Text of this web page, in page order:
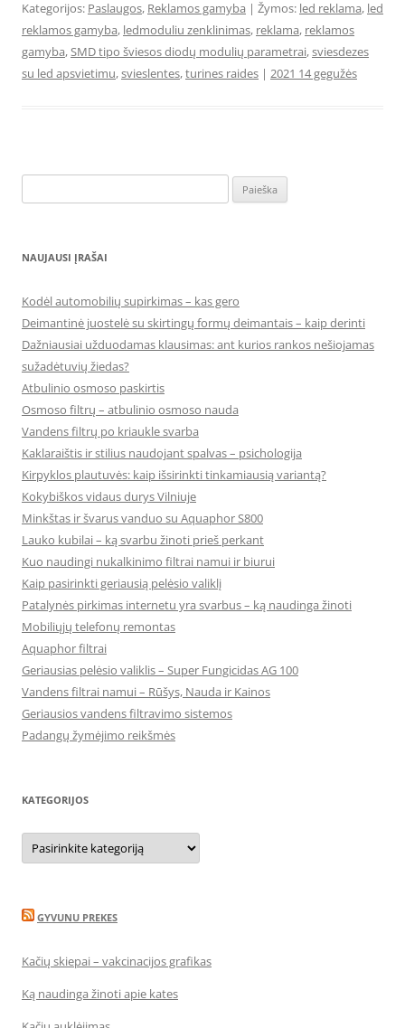
Kategorijos: Paslaugos, Reklamos gamyba | Žymos: led reklama, led
reklamos gamyba, ledmoduliu zenklinimas, reklama, reklamos
gamyba,SMD tipo šviesos diodų modulių parametrai,sviesdezes
su led apsvietimu,svieslentes,turines raides | 2021 14 gegužės
NAUJAUSI ĮRAŠAI
Kodėl automobilių supirkimas – kas gero
Deimantinė juostelė su skirtingų formų deimantais – kaip derinti
Dažniausiai užduodamas klausimas: ant kurios rankos nešiojamas
sužadėtuvių žiedas?
Atbulinio osmoso paskirtis
Osmoso filtrų – atbulinio osmoso nauda
Vandens filtrų po kriaukle svarba
Kaklaraištis ir stilius naudojant spalvas – psichologija
Kirpyklos plautuvės: kaip išsirinkti tinkamiausią variantą?
Kokybiškos vidaus durys Vilniuje
Minkštas ir švarus vanduo su Aquaphor S800
Lauko kubilai – ką svarbu žinoti prieš perkant
Kuo naudingi nukalkinimo filtrai namui ir biurui
Kaip pasirinkti geriausią pelėsio valiklį
Patalynės pirkimas internetu yra svarbus – ką naudinga žinoti
Mobiliųjų telefonų remontas
Aquaphor filtrai
Geriausias pelėsio valiklis – Super Fungicidas AG 100
Vandens filtrai namui – Rūšys, Nauda ir Kainos
Geriausios vandens filtravimo sistemos
Padangų žymėjimo reikšmės
KATEGORIJOS
Kategorijos
GYVUNU PREKES
Kačių skiepai – vakcinacijos grafikas
Ką naudinga žinoti apie kates